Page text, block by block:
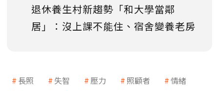
退休養生村新趨勢「和大學當鄰
居」：沒上課不能住、宿舍變養老房
長照 失智 壓力 照顧者
情緒